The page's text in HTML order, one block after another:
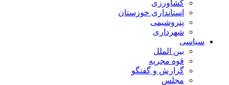
کشاورزی
استانداری خوزستان
پتروشیمی
شهرداری
سیاسی
بین الملل
قوه مجریه
گزارش و گفتگو
مجلس